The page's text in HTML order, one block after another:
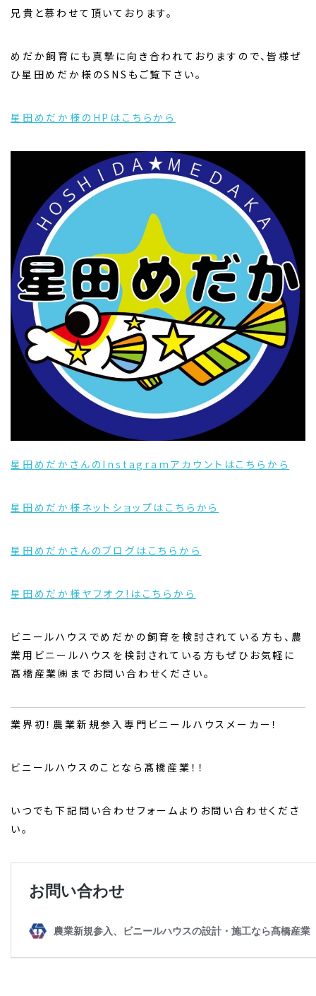
兄貴と慕わせて頂いております。
めだか飼育にも真摯に向き合われておりますので、皆様ぜ
ひ星田めだか様のSNSもご覧下さい。
星田めだか様のHPはこちらから
星田めだかさんのInstagramアカウントはこちらから
星田めだか様ネットショップはこちらから
星田めだかさんのブログはこちらから
星田めだか様ヤフオク!はこちらから
ビニールハウスでめだかの飼育を検討されている方も、農
業用ビニールハウスを検討されている方もぜひお気軽に
髙橋産業㈱までお問い合わせください。
業界初！農業新規参入専門ビニールハウスメーカー！
ビニールハウスのことなら髙橋産業！！
いつでも下記問い合わせフォームよりお問い合わせくださ
い。